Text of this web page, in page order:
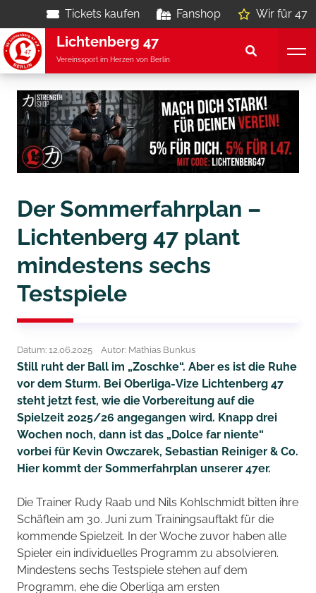
Tickets kaufen Fanshop Wir für 47
Lichtenberg 47
Vereinssport im Herzen von Berlin
Der Sommerfahrplan –
Lichtenberg 47 plant
mindestens sechs
Testspiele
Datum: 12.06.2025 Autor: Mathias Bunkus
Still ruht der Ball im „Zoschke“. Aber es ist die Ruhe
vor dem Sturm. Bei Oberliga-Vize Lichtenberg 47
steht jetzt fest, wie die Vorbereitung auf die
Spielzeit 2025/26 angegangen wird. Knapp drei
Wochen noch, dann ist das „Dolce far niente“
vorbei für Kevin Owczarek, Sebastian Reiniger & Co.
Hier kommt der Sommerfahrplan unserer 47er.
Die Trainer Rudy Raab und Nils Kohlschmidt bitten ihre
Schäflein am 30. Juni zum Trainingsauftakt für die
kommende Spielzeit. In der Woche zuvor haben alle
Spieler ein individuelles Programm zu absolvieren.
Mindestens sechs Testspiele stehen auf dem
Programm, ehe die Oberliga am ersten